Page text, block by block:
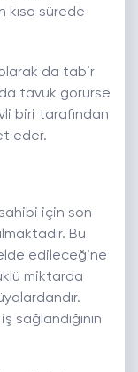
kısa sürede
olarak da tabir
tavuk görürse
biri tarafından
eder.
için son
Bu
edileceğine
miktarda
sağlandığının